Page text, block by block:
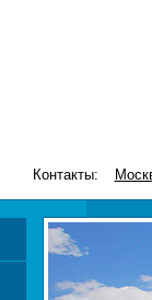
Контакты: